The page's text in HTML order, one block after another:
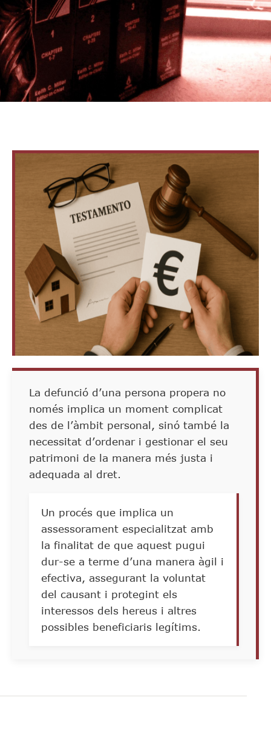
La defunció d’una persona propera no
només implica un moment complicat
des de l’àmbit personal, sinó també la
necessitat d’ordenar i gestionar el seu
patrimoni de la manera més justa i
adequada al dret.
Un procés que implica un
assessorament especialitzat amb
la finalitat de que aquest pugui
dur-se a terme d’una manera àgil i
efectiva, assegurant la voluntat
del causant i protegint els
interessos dels hereus i altres
possibles beneficiaris legítims.